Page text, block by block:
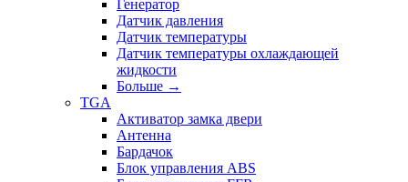
Генератор
Датчик давления
Датчик температуры
Датчик температуры охлаждающей
жидкости
Больше →
TGA
Активатор замка двери
Антенна
Бардачок
Блок управления ABS